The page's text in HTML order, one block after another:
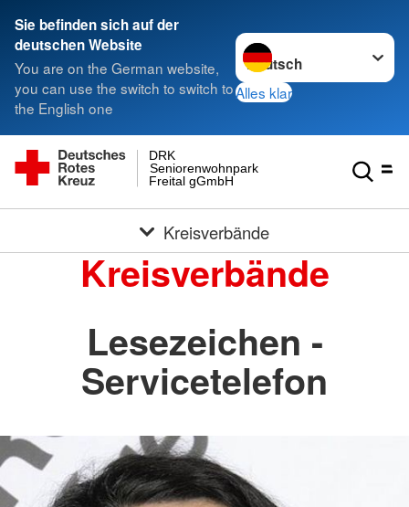
Sie befinden sich auf der
deutschen Website
You are on the German website,
you can use the switch to switch to
the English one
Sprache wechseln zu
Alles klar
Freital gGmbH
Seniorenwohnpark
DRK
Kreisverbände
Kreisverbände
Lesezeichen -
Servicetelefon